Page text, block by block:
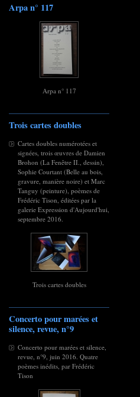
Arpa n° 117
Arpa n° 117
Trois cartes doubles
Cartes doubles numérotées et
signées, trois œuvres de Damien
Brohon (La Fenêtre II., dessin),
Sophie Courtant (Belle au bois,
gravure, manière noire) et Marc
Tanguy (peinture), poèmes de
Frédéric Tison, éditées par la
galerie Expression d'Aujourd'hui,
septembre 2016.
Trois cartes doubles
Concerto pour marées et
silence, revue, n°9
Concerto pour marées et silence,
revue, n°9, juin 2016. Quatre
poèmes inédits, par Frédéric
Tison